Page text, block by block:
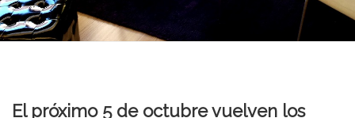
El próximo 5 de octubre vuelven los